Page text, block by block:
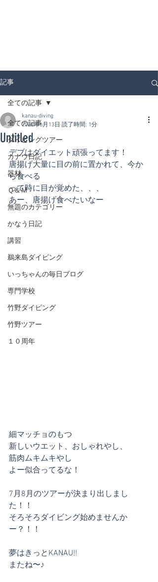
記事
全ての記事
ダイビングツアー
カナウ日記
器材
Ｑ＆Ｍ
無題のカテゴリー
かなう日記
講習
鵜来島ダイビング
いっちゃんの毎日ブログ
専門学校
竹野ダイビング
竹野ツアー
１０周年
全ての記事
Untitled
kanau-diving
2020年6月13日 読了時間: 1分
デブはダイエット頑張ってます！
唐揚げ大量に目の前に置かれて、今か
ら食べる
って時に目が覚めた、、、
あー、唐揚げ食べたいなー
細マッチョのもつ
新しいウエット、おしゃれやし、
筋肉ムキムキやし
よー似合ってるな！
7月8月のツアーが決まり出しまし
た！！
そろそろダイビング始めませんか
ー？！！
夢はきっとKANAU!!
またね〜♪